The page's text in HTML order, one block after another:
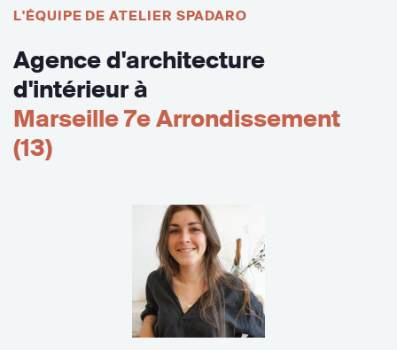
L'ÉQUIPE DE ATELIER SPADARO
Agence d'architecture
d'intérieur à
Marseille 7e Arrondissement
(13)